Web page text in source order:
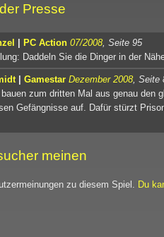
Presse
| PC Action 07/2008 , Seite 95
Daddeln Sie die Dinger in der
| Gamestar Dezember 2008 , Seite
zum dritten Mal aus genau den
Gefängnisse auf. Dafür stürzt
meinen
zu diesem Spiel. Du